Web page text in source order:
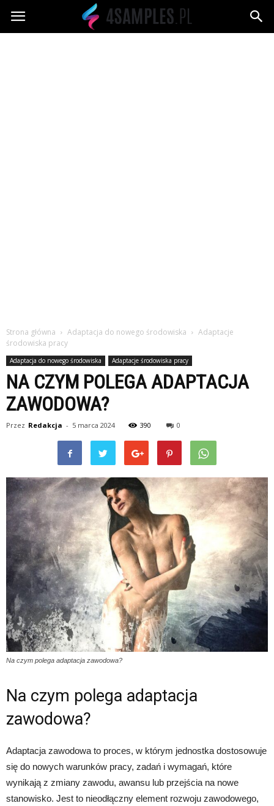
4samples.pl
Strona główna Adaptacja do nowego środowiska
Adaptacje
środowiska pracy
Adaptacja do nowego środowiska Adaptacje środowiska pracy
NA CZYM POLEGA ADAPTACJA
ZAWODOWA?
Przez Redakcja - 5 marca 2024 390 0
Na czym polega adaptacja zawodowa?
Na czym polega adaptacja
zawodowa?
Adaptacja zawodowa to proces, w którym jednostka dostosowuje
się do nowych warunków pracy, zadań i wymagań, które
wynikają z zmiany zawodu, awansu lub przejścia na nowe
stanowisko. Jest to nieodłączny element rozwoju zawodowego,